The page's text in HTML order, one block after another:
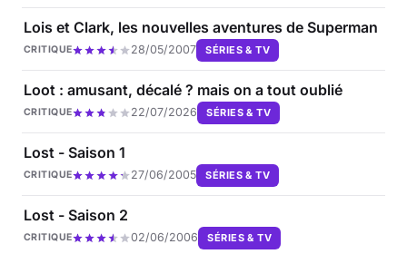
Lois et Clark, les nouvelles aventures de Superman
CRITIQUE 28/05/2007 SÉRIES & TV
Loot : amusant, décalé ? mais on a tout oublié
CRITIQUE 22/07/2026 SÉRIES & TV
Lost - Saison 1
CRITIQUE 27/06/2005 SÉRIES & TV
Lost - Saison 2
CRITIQUE 02/06/2006 SÉRIES & TV